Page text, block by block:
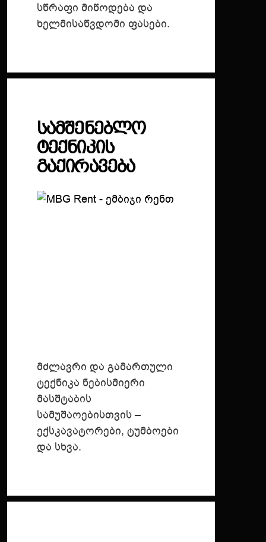
სწრაფი მიწოდება და
ხელმისაწვდომი ფასები.
ᲡᲐᲛᲨᲔᲜᲔᲑᲚᲝ
ᲢᲔᲥᲜᲘᲙᲘᲡ
ᲒᲐᲥᲘᲠᲐᲕᲔᲑᲐ
მძლავრი და გამართული
ტექნიკა ნებისმიერი
მასშტაბის
სამუშაოებისთვის –
ექსკავატორები, ტუმბოები
და სხვა.